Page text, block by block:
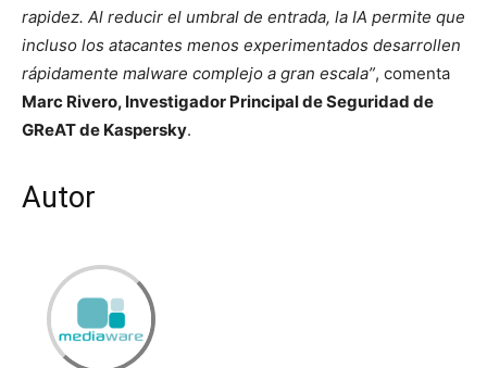
rapidez. Al reducir el umbral de entrada, la IA permite que
incluso los atacantes menos experimentados desarrollen
rápidamente malware complejo a gran escala”, comenta
Marc Rivero, Investigador Principal de Seguridad de
GReAT de Kaspersky.
Autor